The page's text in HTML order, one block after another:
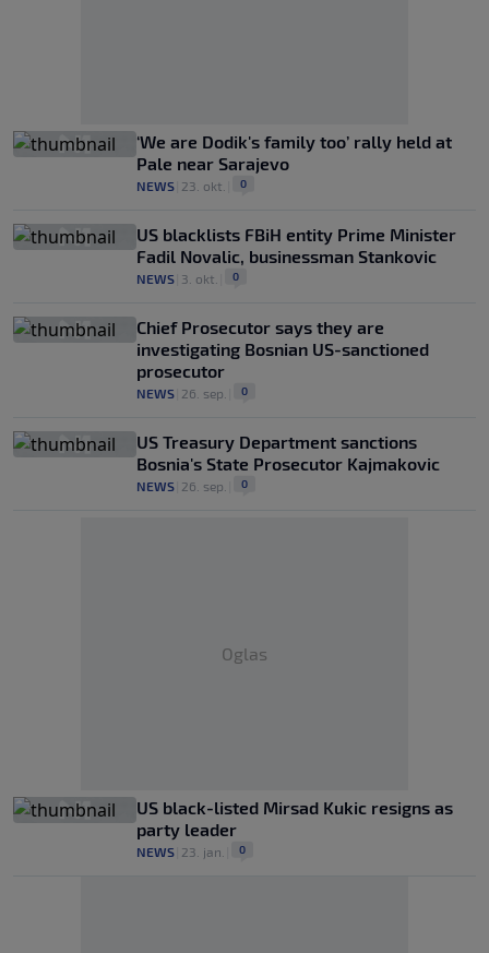
‘We are Dodik's family too’ rally held at
Pale near Sarajevo
NEWS 23. okt. 0
US blacklists FBiH entity Prime Minister
Fadil Novalic, businessman Stankovic
NEWS 3. okt. 0
Chief Prosecutor says they are
investigating Bosnian US-sanctioned
prosecutor
NEWS 26. sep. 0
US Treasury Department sanctions
Bosnia's State Prosecutor Kajmakovic
NEWS 26. sep. 0
Oglas
US black-listed Mirsad Kukic resigns as
party leader
NEWS 23. jan. 0